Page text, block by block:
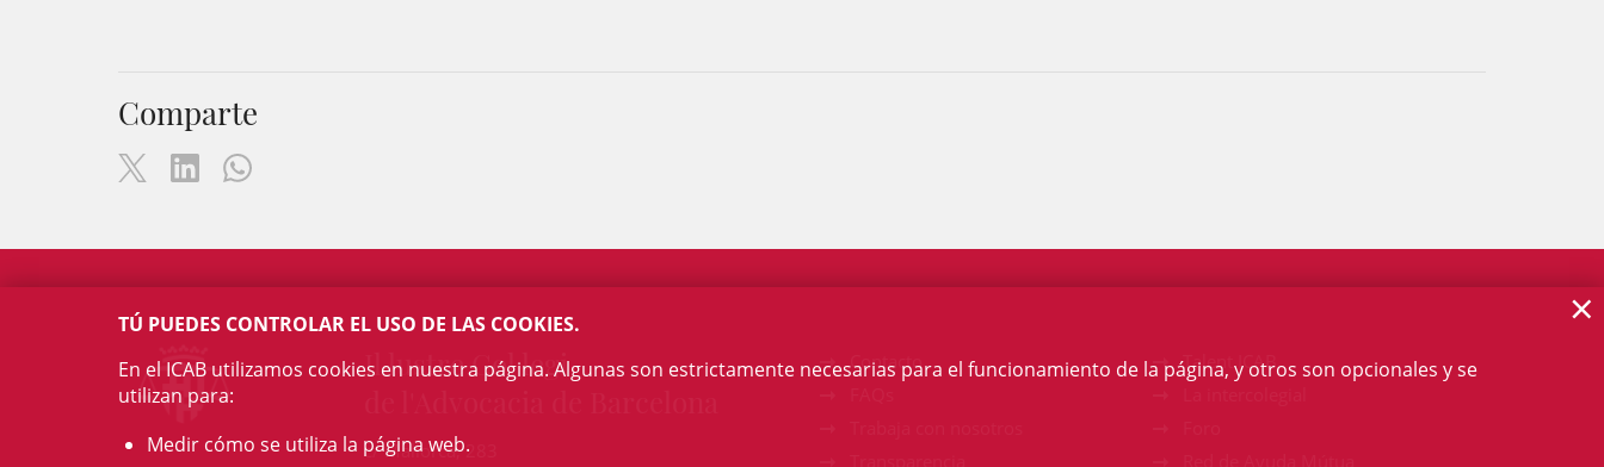
Comparte
Il·lustre Col·legi
c/ Mallorca, 283
Contacto
Talent ICAB
TÚ PUEDES CONTROLAR EL USO DE LAS COOKIES.
En el ICAB utilizamos cookies en nuestra página. Algunas son estrictamente necesarias para el funcionamiento de la página, y otros son opcionales y se
utilizan para:
Medir cómo se utiliza la página web.
×